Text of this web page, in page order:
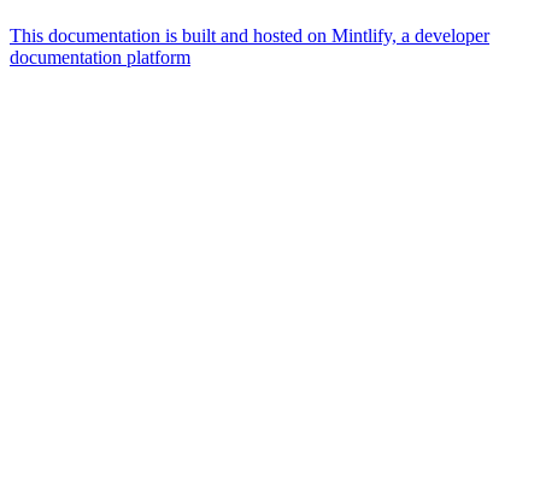
This documentation is built and hosted on Mintlify, a developer
documentation platform